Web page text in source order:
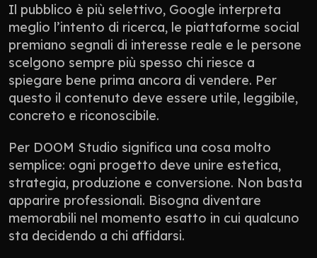
Il pubblico è più selettivo, Google interpreta
meglio l’intento di ricerca, le piattaforme social
premiano segnali di interesse reale e le persone
scelgono sempre più spesso chi riesce a
spiegare bene prima ancora di vendere. Per
questo il contenuto deve essere utile, leggibile,
concreto e riconoscibile.
Per DOOM Studio significa una cosa molto
semplice: ogni progetto deve unire estetica,
strategia, produzione e conversione. Non basta
apparire professionali. Bisogna diventare
memorabili nel momento esatto in cui qualcuno
sta decidendo a chi affidarsi.